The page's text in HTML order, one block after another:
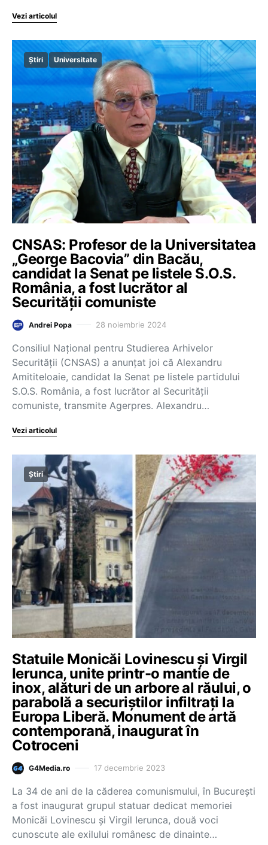
Vezi articolul
Știri Universitate
CNSAS: Profesor de la Universitatea
„George Bacovia” din Bacău,
candidat la Senat pe listele S.O.S.
România, a fost lucrător al
Securității comuniste
Andrei Popa 28 noiembrie 2024
Consiliul Naţional pentru Studierea Arhivelor
Securităţii (CNSAS) a anunţat joi că Alexandru
Amititeloaie, candidat la Senat pe listele partidului
S.O.S. România, a fost lucrător al Securităţii
comuniste, transmite Agerpres. Alexandru…
Vezi articolul
Știri
Statuile Monicăi Lovinescu și Virgil
Ierunca, unite printr-o mantie de
inox, alături de un arbore al răului, o
parabolă a securiștilor infiltrați la
Europa Liberă. Monument de artă
contemporană, inaugurat în
Cotroceni
G4Media.ro 17 decembrie 2023
La 34 de ani de la căderea comunismului, în București
a fost inaugurat grupul statuar dedicat memoriei
Monicăi Lovinescu și Virgil Ierunca, două voci
cunoscute ale exilului românesc de dinainte…